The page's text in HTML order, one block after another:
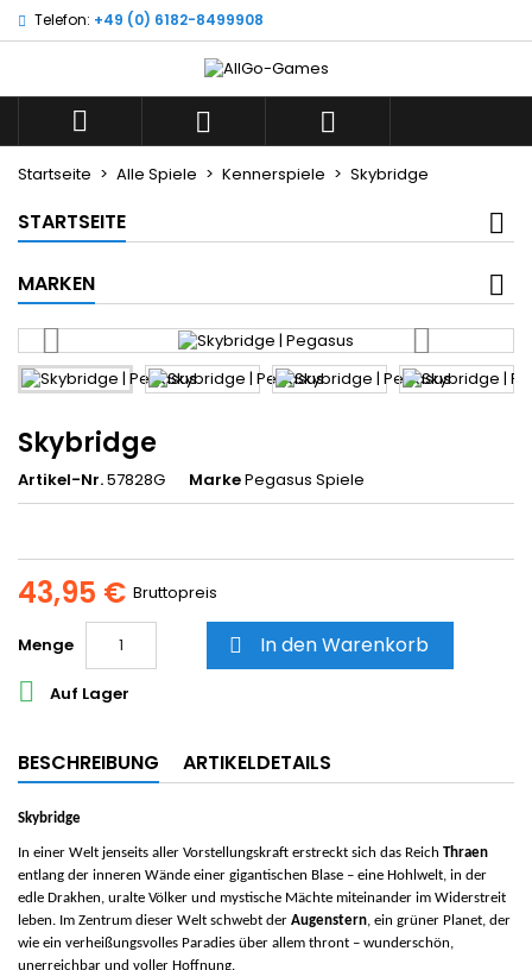
Telefon: +49 (0) 6182-8499908
  
Startseite Alle Spiele Kennerspiele Skybridge
STARTSEITE
MARKEN
Skybridge
Artikel-Nr.57828G MarkePegasus Spiele
43,95 € Bruttopreis
Menge  In den Warenkorb
 Auf Lager
BESCHREIBUNG ARTIKELDETAILS
Skybridge
In einer Welt jenseits aller Vorstellungskraft erstreckt sich das Reich Thraen
entlang der inneren Wände einer gigantischen Blase – eine Hohlwelt, in der
edle Drakhen, uralte Völker und mystische Mächte miteinander im Widerstreit
leben. Im Zentrum dieser Welt schwebt der Augenstern, ein grüner Planet, der
wie ein verheißungsvolles Paradies über allem thront – wunderschön,
unerreichbar und voller Hoffnung.
Wunschliste ×
add_circle_outline
Neue Liste anlegen
((title)) ×
((label))
Anmelden ×
Sie müssen angemeldet sein, um Artikel Ihrer
Wunschliste hinzufügen zu können.